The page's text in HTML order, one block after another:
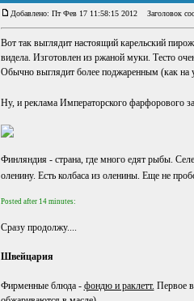
Добавлено: Пт Фев 17 11:58:15 2012 Заголовок
Вот так выглядит настоящий карельский
видела. Изготовлен из ржаной муки. Тесто
Обычно выглядит более поджаренным (как на
Ну, и реклама Императорского фарфорового
Финляндия - страна, где много едят рыбы.
оленину. Есть колбаса из оленины. Еще не
Posted after 14 minutes:
Сразу продолжу....
Швейцария
Фирменные блюда - фондю и раклетт. Первое